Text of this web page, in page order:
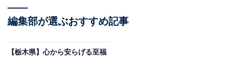
編集部が選ぶおすすめ記事
【栃木県】心から安らげる至福